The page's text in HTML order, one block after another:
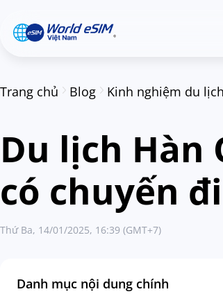
Trang chủ Blog Kinh nghiệm du lịch
Du lịch Hàn
có chuyến
Thứ Ba, 14/01/2025, 16:39 (GMT+7)
Danh mục nội dung chính